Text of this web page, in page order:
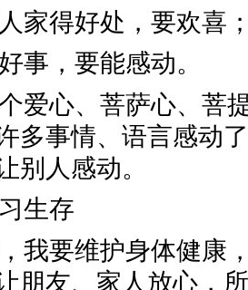
家得好处，要欢喜
事，要能感动。
爱心、菩萨心、菩
多事情、语言感动
别人感动。
生存
我要维护身体健康
朋友、家人放心，